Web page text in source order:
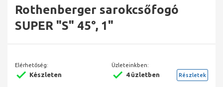
Rothenberger sarokcsőfogó
SUPER "S" 45°, 1"
Elérhetőség:
Készleten
Üzleteinkben:
4 üzletben Részletek